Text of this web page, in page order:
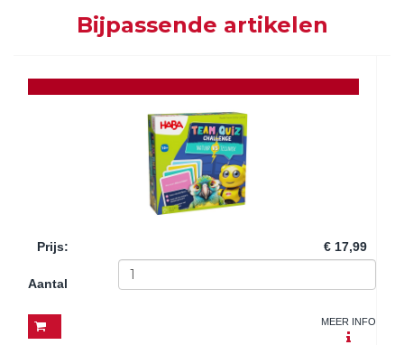
Bijpassende artikelen
Prijs: € 17,99
Aantal
MEER INFO